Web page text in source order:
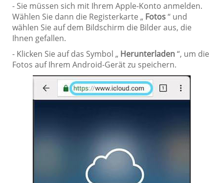
- Sie müssen sich mit Ihrem Apple-Konto anmelden.
Wählen Sie dann die Registerkarte „ Fotos“ und
wählen Sie auf dem Bildschirm die Bilder aus, die
Ihnen gefallen.
- Klicken Sie auf das Symbol „ Herunterladen“, um die
Fotos auf Ihrem Android-Gerät zu speichern.